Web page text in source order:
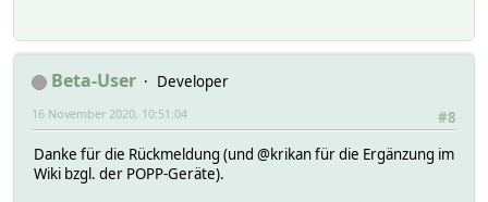
Beta-User
Developer
#8
16 November 2020, 10:51:04
Danke für die Rückmeldung (und @krikan für die Ergänzung im
Wiki bzgl. der POPP-Geräte).